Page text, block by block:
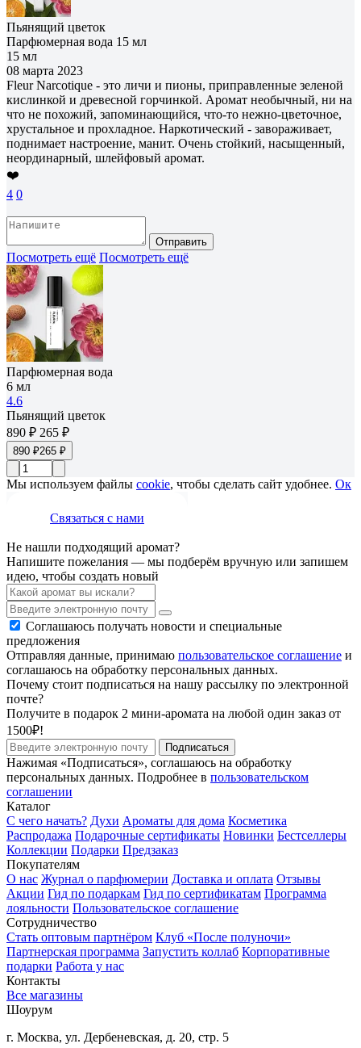
Пьянящий цветок
Парфюмерная вода 15 мл
15 мл
08 марта 2023
Fleur Narcotique - это личи и пионы, приправленные зеленой
кислинкой и древесной горчинкой. Аромат необычный, ни на
что не похожий, запоминающийся, что-то нежно-цветочное,
хрустальное и прохладное. Наркотический - завораживает,
поднимает настроение, манит. Очень стойкий, насыщенный,
неординарный, шлейфовый аромат.
❤️
4 0
Отправить
Посмотреть ещё Посмотреть ещё
Парфюмерная вода
6 мл
4.6
Пьянящий цветок
890 ₽ 265 ₽
890 ₽265 ₽
Мы используем файлы cookie, чтобы сделать сайт удобнее. Ок
Связаться с нами
Не нашли подходящий аромат?
Напишите пожелания — мы подберём вручную или запишем
идею, чтобы создать новый
Соглашаюсь получать новости и специальные
предложения
Отправляя данные, принимаю пользовательское соглашение и
соглашаюсь на обработку персональных данных.
Почему стоит подписаться на нашу рассылку по электронной
почте?
Получите в подарок 2 мини-аромата на любой один заказ от
1500₽!
Подписаться
Нажимая «Подписаться», соглашаюсь на обработку
персональных данных. Подробнее в пользовательском
соглашении
Каталог
С чего начать? Духи Ароматы для дома Косметика
Распродажа Подарочные сертификаты Новинки Бестселлеры
Коллекции Подарки Предзаказ
Покупателям
О нас Журнал о парфюмерии Доставка и оплата Отзывы
Акции Гид по подаркам Гид по сертификатам Программа
лояльности Пользовательское соглашение
Сотрудничество
Стать оптовым партнёром Клуб «После полуночи»
Партнерская программа Запустить коллаб Корпоративные
подарки Работа у нас
Контакты
Все магазины
Шоурум
г. Москва, ул. Дербеневская, д. 20, стр. 5